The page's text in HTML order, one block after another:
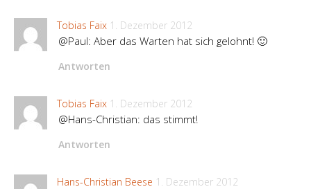
Tobias Faix 1. Dezember 2012
@Paul: Aber das Warten hat sich gelohnt! 🙂
Antworten
Tobias Faix 1. Dezember 2012
@Hans-Christian: das stimmt!
Antworten
Hans-Christian Beese 1. Dezember 2012